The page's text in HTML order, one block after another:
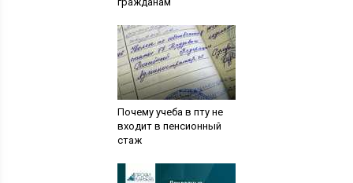
Почему учеба в пту не
входит в пенсионный
стаж